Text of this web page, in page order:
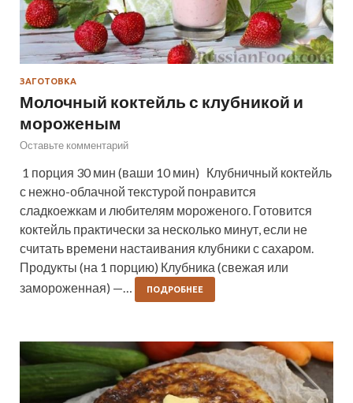
ЗАГОТОВКА
Молочный коктейль с клубникой и
мороженым
Оставьте комментарий
1 порция 30 мин (ваши 10 мин) Клубничный коктейль
с нежно-облачной текстурой понравится
сладкоежкам и любителям мороженого. Готовится
коктейль практически за несколько минут, если не
считать времени настаивания клубники с сахаром.
Продукты (на 1 порцию) Клубника (свежая или
замороженная) —…
ПОДРОБНЕЕ